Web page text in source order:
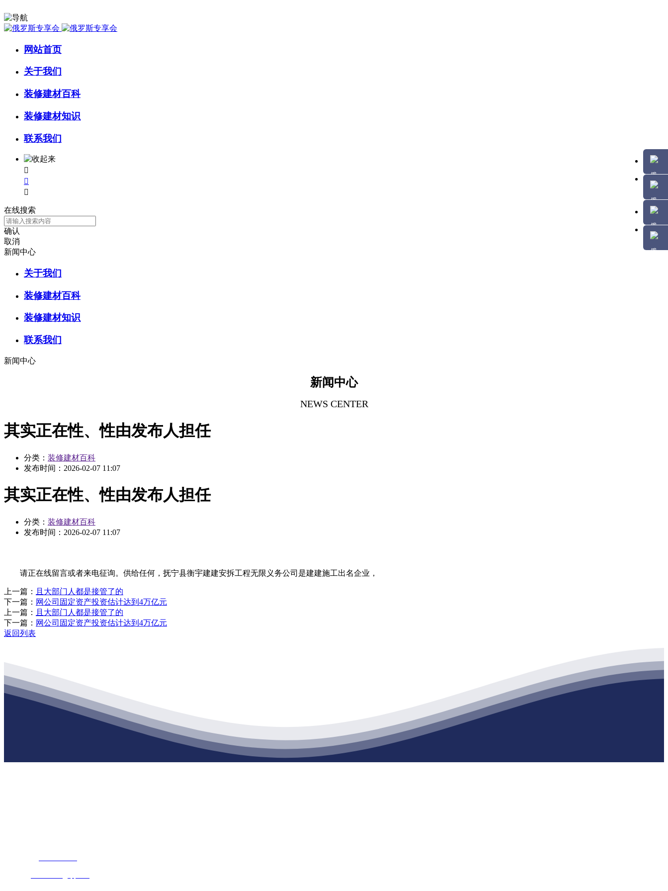
网站首页
关于我们
装修建材百科
装修建材知识
联系我们



在线搜索
确认
取消
新闻中心
关于我们
装修建材百科
装修建材知识
联系我们
新闻中心
新闻中心
NEWS CENTER
其实正在性、性由发布人担任
分类： 装修建材百科
发布时间： 2026-02-07 11:07
其实正在性、性由发布人担任
分类： 装修建材百科
发布时间： 2026-02-07 11:07
请正在线留言或者来电征询。供给任何，抚宁县衡宇建建安拆工程无限义务公司是建建施工出名企业，
上一篇：
且大部门人都是接管了的
下一篇： 网公司固定资产投资估计达到4万亿元
上一篇：
且大部门人都是接管了的
下一篇： 网公司固定资产投资估计达到4万亿元
返回列表